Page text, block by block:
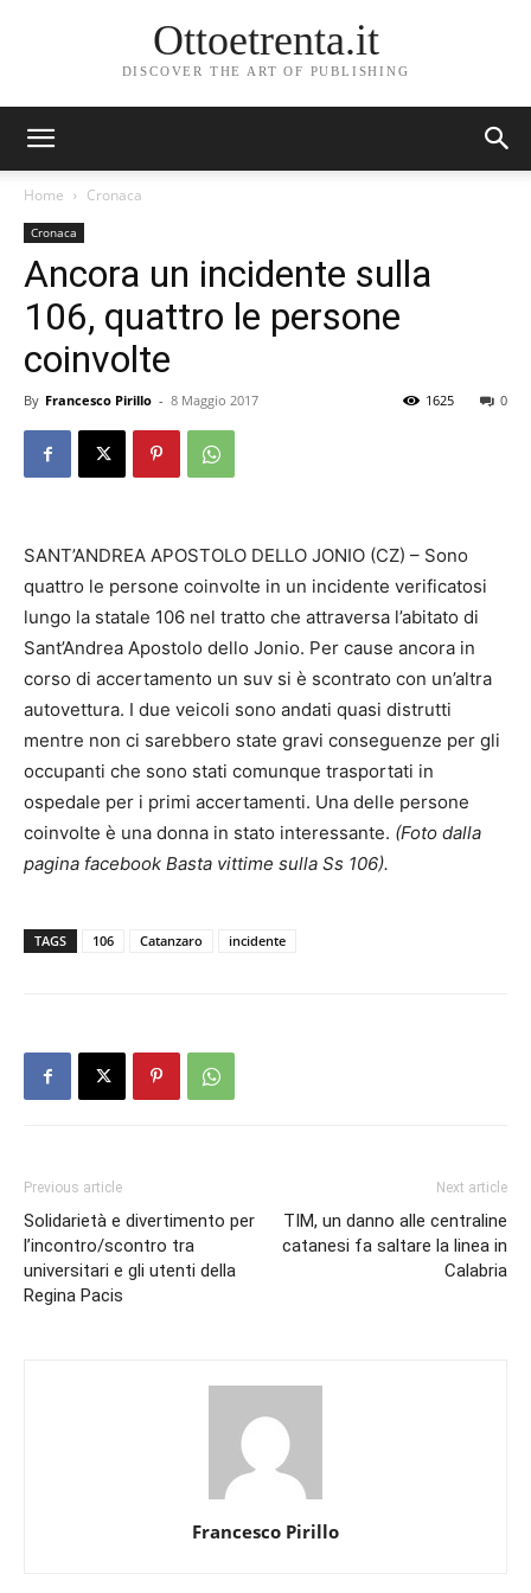
Ottoetrenta.it
DISCOVER THE ART OF PUBLISHING
Home Cronaca
Cronaca
Ancora un incidente sulla
106, quattro le persone
coinvolte
By Francesco Pirillo - 8 Maggio 2017 0
1625
SANT’ANDREA APOSTOLO DELLO JONIO (CZ) – Sono
quattro le persone coinvolte in un incidente verificatosi
lungo la statale 106 nel tratto che attraversa l’abitato di
Sant’Andrea Apostolo dello Jonio. Per cause ancora in
corso di accertamento un suv si è scontrato con un’altra
autovettura. I due veicoli sono andati quasi distrutti
mentre non ci sarebbero state gravi conseguenze per gli
occupanti che sono stati comunque trasportati in
ospedale per i primi accertamenti. Una delle persone
coinvolte è una donna in stato interessante. (Foto dalla
pagina facebook Basta vittime sulla Ss 106).
TAGS 106 Catanzaro incidente
Previous article
Solidarietà e divertimento per
l’incontro/scontro tra
universitari e gli utenti della
Regina Pacis
Next article
TIM, un danno alle centraline
catanesi fa saltare la linea in
Calabria
Francesco Pirillo